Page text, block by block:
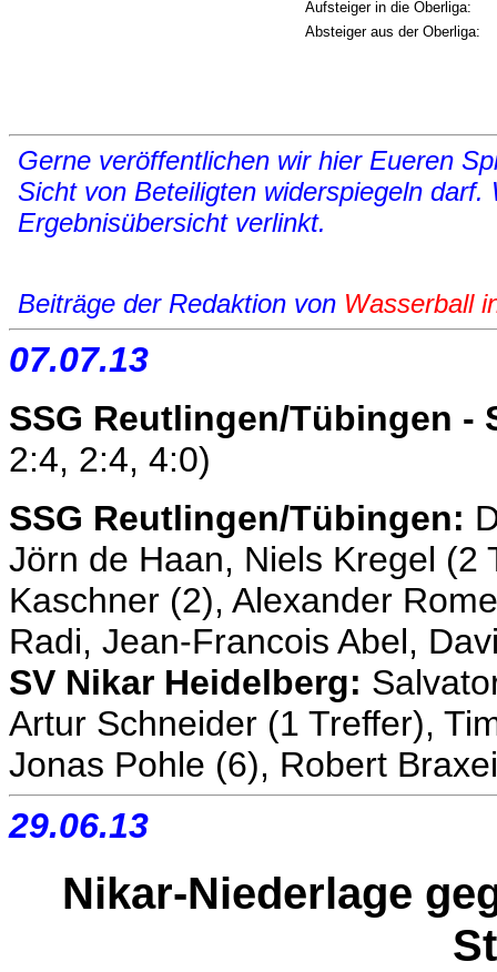
Aufsteiger in die Oberliga:
Absteiger aus der Oberliga:
Gerne veröffentlichen wir hier Eueren
Sicht von Beteiligten widerspiegeln
Ergebnisübersicht verlinkt.
Beiträge der Redaktion von Wasserball
07.07.13
SSG Reutlingen/Tübingen -
2:4, 2:4, 4:0)
SSG Reutlingen/Tübingen:
Jörn de Haan, Niels Kregel (2
Kaschner (2), Alexander
Radi, Jean-Francois Abel,
SV Nikar Heidelberg:
Artur Schneider (1 Treffer),
Jonas Pohle (6), Robert
29.06.13
Nikar-Niederlage